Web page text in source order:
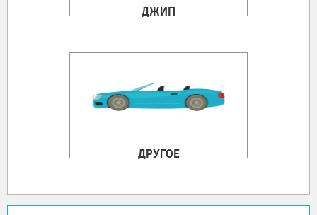
ДЖИП
ДРУГОЕ